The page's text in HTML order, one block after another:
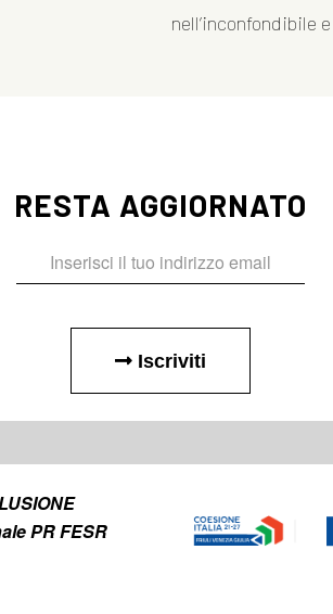
nell’inconfondibile
RESTA AGGIORNATO
Iscriviti
PR FESR